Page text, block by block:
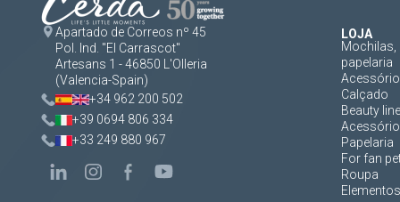
Apartado de Correos nº 45
Pol. Ind. "El Carrascot"
Artesans 1 - 46850 L'Olleria
(Valencia-Spain)
+34 962 200 502
+39 0694 806 334
+33 249 880 967
LOJA
Mochilas,
papelaria
Calçado
Beauty line
Papelaria
For fan
Roupa